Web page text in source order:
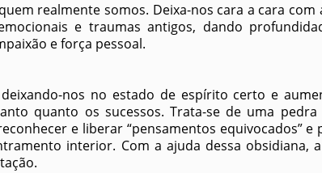
realmente somos. Deixa-nos cara a cara com
e traumas antigos, dando
e força pessoal.
nos no estado de espírito certo e
quanto os sucessos. Trata-se de uma
e liberar “pensamentos equivocados” e
interior. Com a ajuda dessa obsidiana,